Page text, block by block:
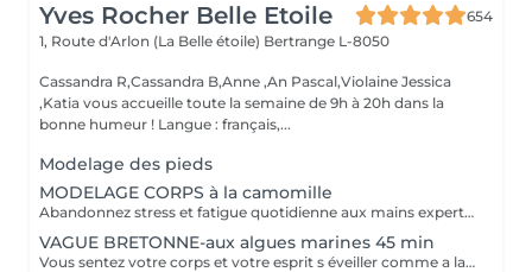
Yves Rocher Belle Etoile
654
1, Route d'Arlon (La Belle étoile) Bertrange L-8050
Cassandra R,Cassandra B,Anne ,An Pascal,Violaine Jessica
,Katia vous accueille toute la semaine de 9h à 20h dans la
bonne humeur ! Langue : français,...
Modelage des pieds
MODELAGE CORPS à la camomille
Abandonnez stress et fatigue quotidienne aux mains expertes de notre estheticienne. Sa gestuelle manuelle libere instantanement chacun de vos points de tension depuis les pieds jusqu à la nuque Le doux parfum fleuri de la camomille enveloppe votre corps et apaise vos sens et votre esprit. lacher prise dans un incroyable moment de detente . Vous etes apaisée et detendue.
VAGUE BRETONNE-aux algues marines 45 min
Vous sentez votre corps et votre esprit s éveiller comme a la suite d un bain dans l OCEAN. Vous vous tonicité et leur confort. sentez légère et revitalisée. Vos jambes retrouvent leur tonicité et leur confort